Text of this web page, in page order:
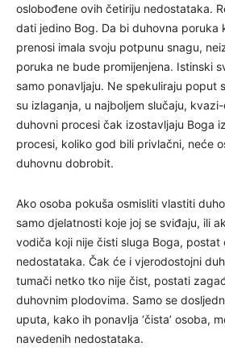
oslobođene ovih četiriju nedostataka.
dati jedino Bog. Da bi duhovna poruka
prenosi imala svoju potpunu snagu,
poruka ne bude promijenjena. Istinski
samo ponavljaju. Ne spekuliraju poput
su izlaganja, u najboljem slučaju,
duhovni procesi čak izostavljaju Boga
procesi, koliko god bili privlačni, neće
duhovnu dobrobit.
Ako osoba pokuša osmisliti vlastiti
samo djelatnosti koje joj se sviđaju, ili
vodiča koji nije čisti sluga Boga,
nedostataka. Čak će i vjerodostojni
tumači netko tko nije čist, postati
duhovnim plodovima. Samo se
uputa, kako ih ponavlja ‘čista’ osoba,
navedenih nedostataka.